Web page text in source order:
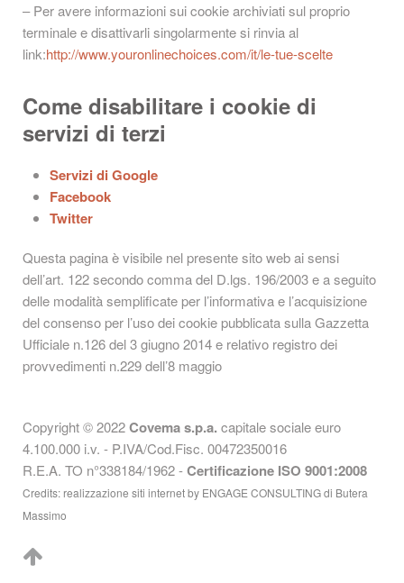
– Per avere informazioni sui cookie archiviati sul proprio
terminale e disattivarli singolarmente si rinvia al
link:http://www.youronlinechoices.com/it/le-tue-scelte
Come disabilitare i cookie di
servizi di terzi
Servizi di Google
Facebook
Twitter
Questa pagina è visibile nel presente sito web ai sensi
dell’art. 122 secondo comma del D.lgs. 196/2003 e a seguito
delle modalità semplificate per l’informativa e l’acquisizione
del consenso per l’uso dei cookie pubblicata sulla Gazzetta
Ufficiale n.126 del 3 giugno 2014 e relativo registro dei
provvedimenti n.229 dell’8 maggio
Copyright © 2022Covema s.p.a. capitale sociale euro
4.100.000 i.v. - P.IVA/Cod.Fisc. 00472350016
R.E.A. TO n°338184/1962 -Certificazione ISO 9001:2008
Credits: realizzazione siti internet by ENGAGE CONSULTING di Butera
Massimo